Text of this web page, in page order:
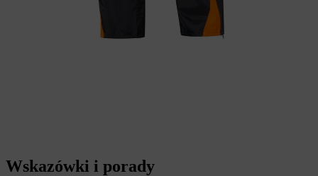
Wskazówki i porady